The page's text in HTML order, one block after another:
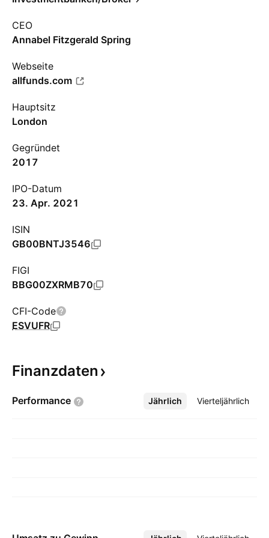
CEO
Annabel Fitzgerald Spring
Webseite
allfunds.com
Hauptsitz
London
Gegründet
2017
IPO-Datum
23. Apr. 2021
ISIN
GB00BNTJ3546
FIGI
BBG00ZXRMB70
CFI-Code
ESVUFR
Finanzdaten
Performance Jährlich Vierteljährlich
Mehr